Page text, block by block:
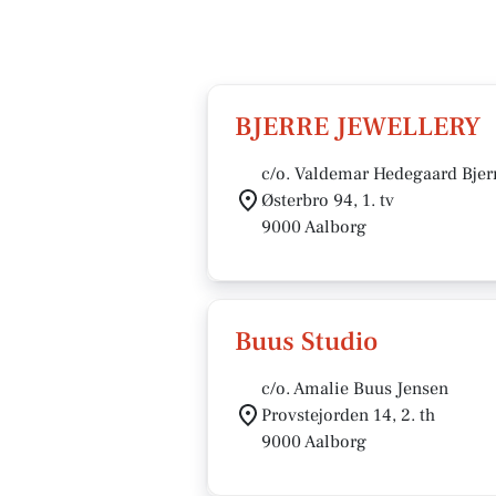
BJERRE JEWELLERY
c/o. Valdemar Hedegaard
Østerbro 94, 1. tv
9000 Aalborg
Buus Studio
c/o. Amalie Buus Jensen
Provstejorden 14, 2. th
9000 Aalborg